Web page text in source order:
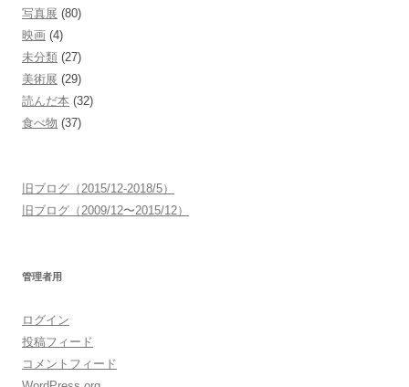
写真展 (80)
映画 (4)
未分類 (27)
美術展 (29)
読んだ本 (32)
食べ物 (37)
旧ブログ（2015/12-2018/5）
旧ブログ（2009/12〜2015/12）
管理者用
ログイン
投稿フィード
コメントフィード